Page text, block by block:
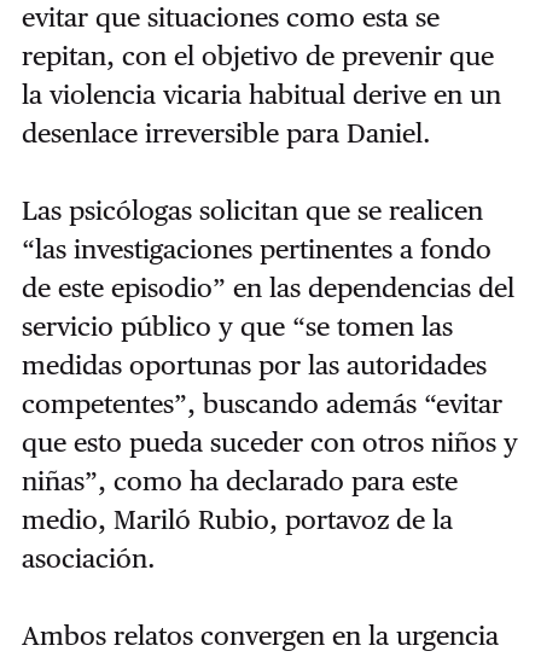
evitar que situaciones como esta se
repitan, con el objetivo de prevenir que
la violencia vicaria habitual derive en un
desenlace irreversible para Daniel.
Las psicólogas solicitan que se realicen
“las investigaciones pertinentes a fondo
de este episodio” en las dependencias del
servicio público y que “se tomen las
medidas oportunas por las autoridades
competentes”, buscando además “evitar
que esto pueda suceder con otros niños y
niñas”, como ha declarado para este
medio, Mariló Rubio, portavoz de la
asociación.
Ambos relatos convergen en la urgencia